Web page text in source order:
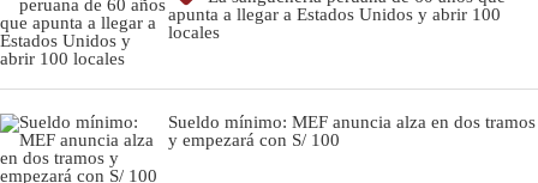
apunta a llegar a Estados Unidos y abrir 100
locales
Sueldo mínimo: MEF anuncia alza en dos tramos
y empezará con S/ 100